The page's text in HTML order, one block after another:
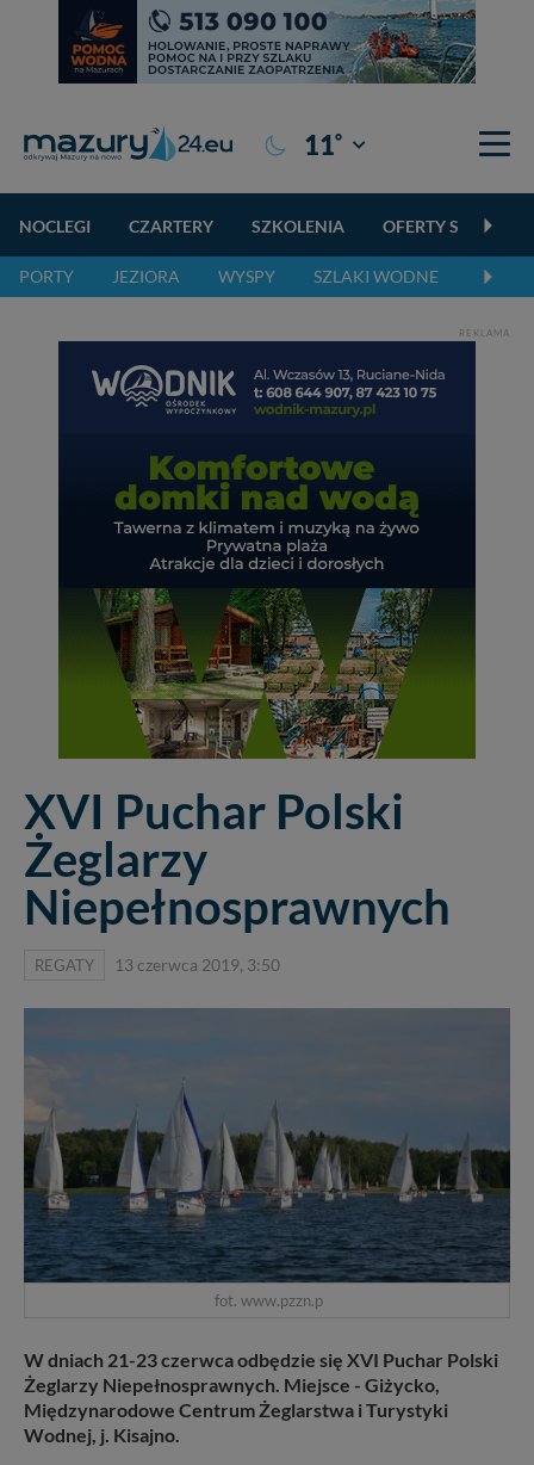
11° Giżycko
NOCLEGI CZARTERY SZKOLENIA OFERTY
PORTY JEZIORA WYSPY SZLAKI WODNE
REKLAMA
XVI Puchar Polski
Żeglarzy
Niepełnosprawnych
REGATY 13 czerwca 2019, 3:50
fot. www.pzzn.p
W dniach 21-23 czerwca odbędzie się XVI Puchar Polski
Żeglarzy Niepełnosprawnych. Miejsce - Giżycko,
Międzynarodowe Centrum Żeglarstwa i Turystyki
Wodnej, j. Kisajno.